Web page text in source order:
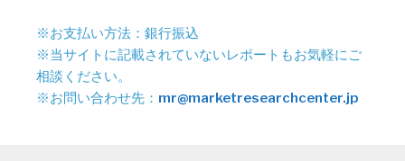
※お支払い方法：銀行振込
※当サイトに記載されていないレポートもお気軽にご
相談ください。
※お問い合わせ先： mr@marketresearchcenter.jp